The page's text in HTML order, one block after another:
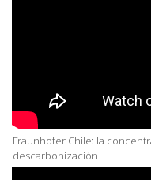
Fraunhofer Chile: la
descarbonización